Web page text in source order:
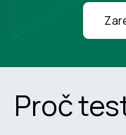
Proč